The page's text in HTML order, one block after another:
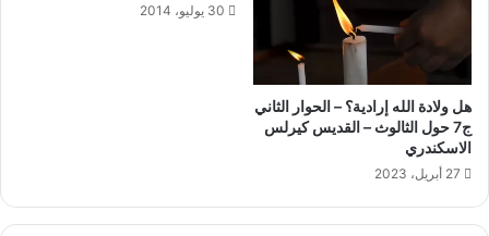
هل ولادة الله إرادية؟ – الحوار الثاني
ج7 حول الثالوث – القديس كيرلس
الاسكندري
27 أبريل، 2023
30 يوليو، 2014